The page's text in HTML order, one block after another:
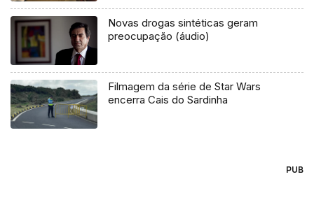
Novas drogas sintéticas geram
preocupação (áudio)
Filmagem da série de Star Wars
encerra Cais do Sardinha
PUB